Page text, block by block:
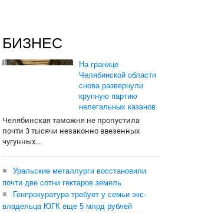
БИЗНЕС
На границе
Челябинской области
снова развернули
крупную партию
нелегальных казанов
Челябинская таможня не пропустила
почти 3 тысячи незаконно ввезенных
чугунных...
Уральские металлурги восстановили
почти две сотни гектаров земель
Генпрокуратура требует у семьи экс-
владельца ЮГК еще 5 млрд рублей